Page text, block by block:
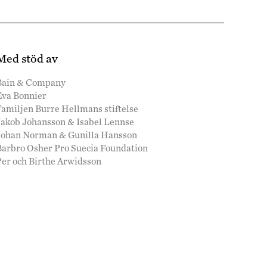
stöd av
& Company
Bonnier
Burre Hellmans stiftelse
Johansson & Isabel Lennse
Norman & Gunilla Hansson
Osher Pro Suecia Foundation
och Birthe Arwidsson